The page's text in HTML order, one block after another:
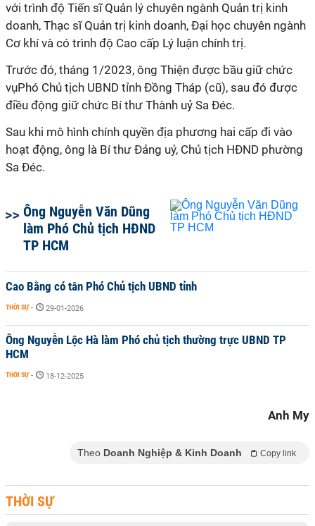
với trình độ Tiến sĩ Quản lý chuyên ngành Quản trị kinh
doanh, Thạc sĩ Quản trị kinh doanh, Đại học chuyên ngành
Cơ khí và có trình độ Cao cấp Lý luận chính trị.
Trước đó, tháng 1/2023, ông Thiện được bầu giữ chức
vụPhó Chủ tịch UBND tỉnh Đồng Tháp (cũ), sau đó được
điều động giữ chức Bí thư Thành uỷ Sa Đéc.
Sau khi mô hình chính quyền địa phương hai cấp đi vào
hoạt động, ông là Bí thư Đảng uỷ, Chủ tịch HĐND phường
Sa Đéc.
Ông Nguyễn Văn Dũng
làm Phó Chủ tịch HĐND
TP HCM
Cao Bằng có tân Phó Chủ tịch UBND tỉnh
THỜI SỰ - 29-01-2026
Ông Nguyễn Lộc Hà làm Phó chủ tịch thường trực UBND TP
HCM
THỜI SỰ - 18-12-2025
Anh My
Theo Doanh Nghiệp & Kinh Doanh Copy link
THỜI SỰ